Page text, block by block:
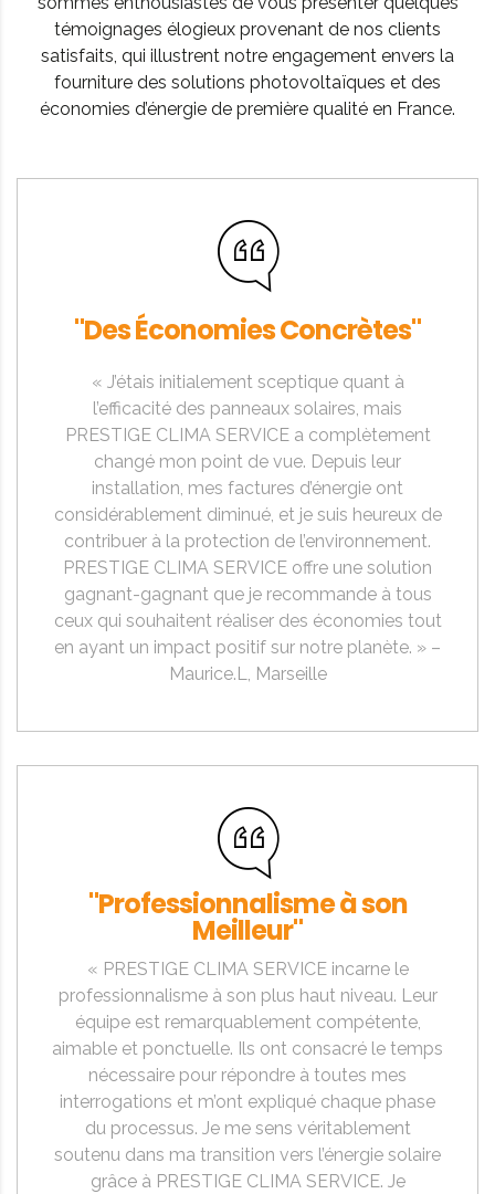
témoignages élogieux provenant de nos clients
satisfaits, qui illustrent notre engagement envers la
fourniture des solutions photovoltaïques et des
économies d’énergie de première qualité en France.
"Des Économies Concrètes"
« J’étais initialement sceptique quant à
l’efficacité des panneaux solaires, mais
PRESTIGE CLIMA SERVICE a complètement
changé mon point de vue. Depuis leur
installation, mes factures d’énergie ont
considérablement diminué, et je suis heureux de
contribuer à la protection de l’environnement.
PRESTIGE CLIMA SERVICE offre une solution
gagnant-gagnant que je recommande à tous
ceux qui souhaitent réaliser des économies tout
en ayant un impact positif sur notre planète. » –
Maurice.L, Marseille
"Professionnalisme à son
Meilleur"
« PRESTIGE CLIMA SERVICE incarne le
professionnalisme à son plus haut niveau. Leur
équipe est remarquablement compétente,
aimable et ponctuelle. Ils ont consacré le temps
nécessaire pour répondre à toutes mes
interrogations et m’ont expliqué chaque phase
du processus. Je me sens véritablement
soutenu dans ma transition vers l’énergie solaire
grâce à PRESTIGE CLIMA SERVICE. Je